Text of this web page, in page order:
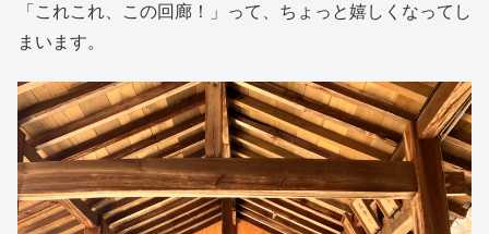
「これこれ、この回廊！」って、ちょっと嬉しくなってし
まいます。